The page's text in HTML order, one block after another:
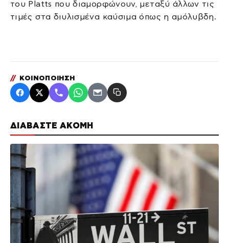
ΔΙΑΒΑΣΤΕ ΑΚΟΜΗ
του Platts που διαμορφώνουν, μεταξύ άλλων τις
τιμές στα διυλισμένα καύσιμα όπως η αμόλυβδη.
// ΚΟΙΝΟΠΟΙΗΣΗ